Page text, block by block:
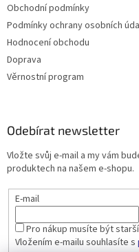
Obchodní podmínky
Podmínky ochrany osobních
Hodnocení obchodu
Doprava
Věrnostní program
Odebírat newsletter
Vložte svůj e-mail a my vám
produktech na našem e-shopu.
E-mail
Pro nákup musíte být
Vložením e-mailu souhlasíte s